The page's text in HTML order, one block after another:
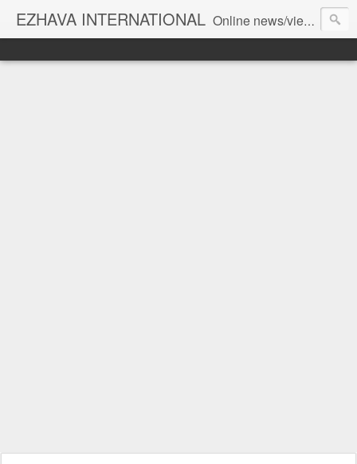
EZHAVA INTERNATIONAL Online news/views JOURNAL... Connecting the community worldwide Editorial Director: Prem Chandran